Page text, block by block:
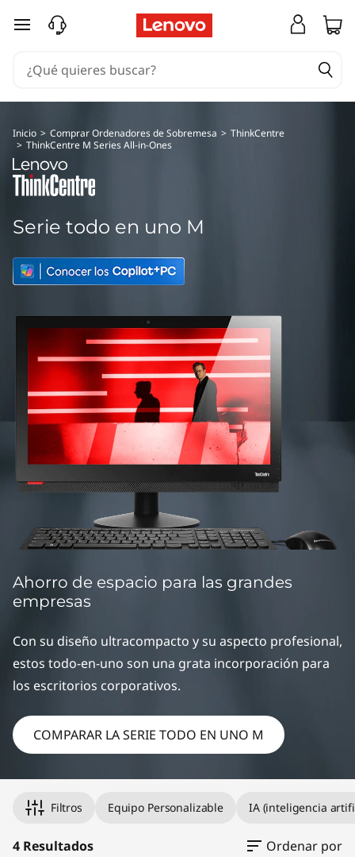
T
k
C
e
n
S
A
O
Ir al contenido principal
Inicio > Comprar Ordenadores de Sobremesa > ThinkCentre
> ThinkCentre M Series All-in-Ones
Serie todo en uno M
Ahorro de espacio para las grandes
empresas
Con su diseño ultracompacto y su aspecto profesional,
estos todo-en-uno son una grata incorporación para
los escritorios corporativos.
COMPARAR LA SERIE TODO EN UNO M
Filtros Equipo Personalizable IA (inteligencia
4 Resultados Ordenar por